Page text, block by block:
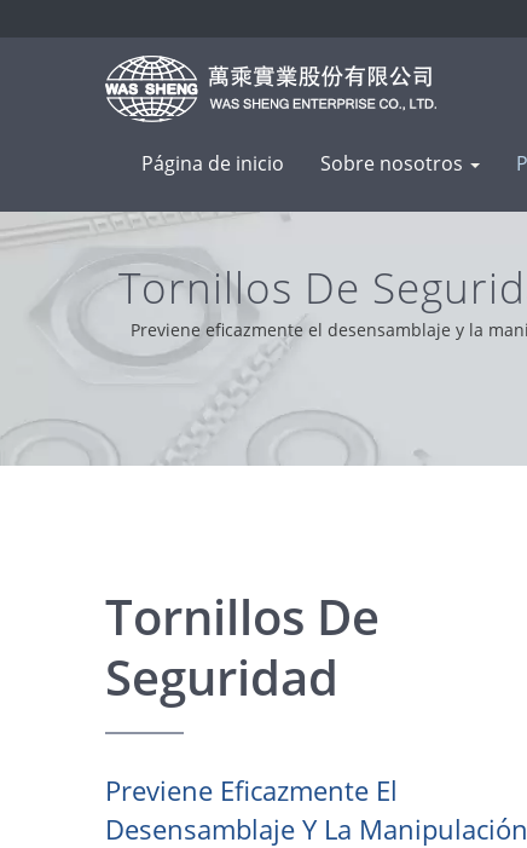
Página de inicio Sobre nosotros
Tornillos De
Previene eficazmente el desensamblaje y la
profesional, conveniente y solucionador de
Tornillos De
Seguridad
Previene Eficazmente El
Desensamblaje Y La